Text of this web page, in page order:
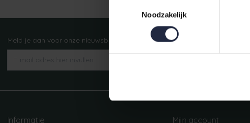
Noodzakelijk
Meld je aan voor onze nieuwsbrief!
Informatie Mijn account